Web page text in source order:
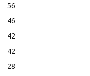
56
46
42
42
28